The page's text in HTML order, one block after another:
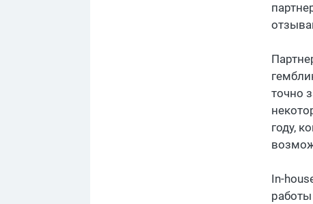
точно
году,
In-